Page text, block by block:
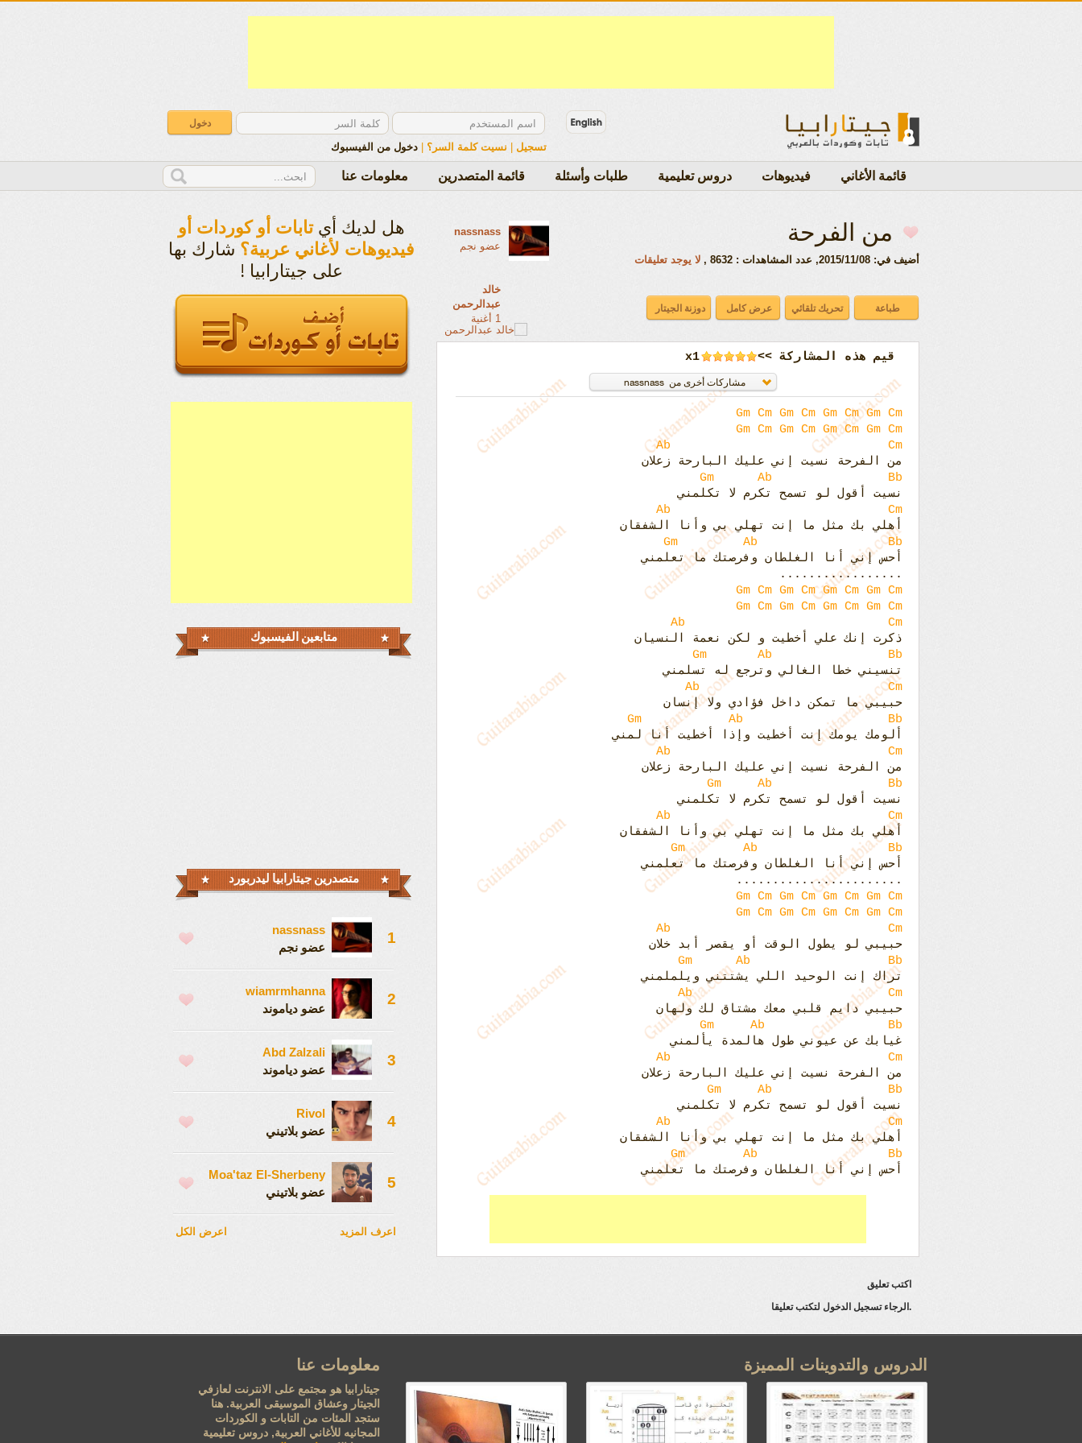
تسجيل نسيت كلمة السر؟ دخول من الفيسبوك
قائمة الأغاني فيديوهات دروس تعليمية طلبات وأسئلة قائمة المتصدرين معلومات عنا
من الفرحة
أضيف في: 2015/11/08 , عدد المشاهدات : 8632 , لا يوجد تعليقات
nassnass
عضو نجم
خالد
عبدالرحمن
1 أغنية
x1
Gm Cm Gm Cm Gm Cm Gm Cm
Gm Cm Gm Cm Gm Cm Gm Cm
Ab
Cm
من الفرحة نسيت إني عليك البارحة زعلان
Gm
Ab
Bb
نسيت أقول لو تسمح تكرم لا تكلمني
Ab
Cm
أهلي بك مثل ما إنت تهلي بي وأنا الشفقان
Gm
Ab
Bb
أحس إني أنا الغلطان وفرصتك ما تعلمني
.................
Gm Cm Gm Cm Gm Cm Gm Cm
Gm Cm Gm Cm Gm Cm Gm Cm
Ab
Cm
ذكرت إنك علي أخطيت و لكن نعمة النسيان
Gm
Ab
Bb
تنسيني خطا الغالي وترجع له تسلمني
Ab
Cm
حبيبي ما تمكن داخل فؤادي ولا إنسان
Gm
Ab
Bb
ألومك يومك إنت أخطيت وإذا أخطيت أنا لمني
Ab
Cm
من الفرحة نسيت إني عليك البارحة زعلان
Gm
Ab
Bb
نسيت أقول لو تسمح تكرم لا تكلمني
Ab
Cm
أهلي بك مثل ما إنت تهلي بي وأنا الشفقان
Gm
Ab
Bb
أحس إني أنا الغلطان وفرصتك ما تعلمني
.......................
Gm Cm Gm Cm Gm Cm Gm Cm
Gm Cm Gm Cm Gm Cm Gm Cm
Ab
Cm
حبيبي لو يطول الوقت أو يقصر أبد خلان
Gm
Ab
Bb
تراك إنت الوحيد اللي يشتتني ويلملمني
Ab
Cm
حبيبي دايم قلبي معك مشتاق لك ولهان
Gm
Ab
Bb
غيابك عن عيوني طول هالمدة يألمني
Ab
Cm
من الفرحة نسيت إني عليك البارحة زعلان
Gm
Ab
Bb
نسيت أقول لو تسمح تكرم لا تكلمني
Ab
Cm
أهلي بك مثل ما إنت تهلي بي وأنا الشفقان
Gm
Ab
Bb
أحس إني أنا الغلطان وفرصتك ما تعلمني
اكتب تعليق
.الرجاء تسجيل الدخول لتكتب تعليقا
هل لديك أيتابات أو كوردات أو
فيديوهات لأغاني عربية؟ شارك بها
على جيتارابيا !
متابعين الفيسبوك
متصدرين جيتارابيا ليدربورد
1
nassnass
عضو نجم
2
wiamrmhanna
عضو دياموند
3
Abd Zalzali
عضو دياموند
4
Rivol
عضو بلاتيني
5
Moa'taz El-Sherbeny
عضو بلاتيني
اعرف المزيد اعرض الكل
الدروس والتدوينات المميزة معلومات عنا
جيتارابيا هو مجتمع على الانترنت لعازفي
الجيتار وعشاق الموسيقى العربية. هنا
ستجد المئات من التابات و الكوردات
المجانيه للأغاني العربية, دروس تعليمية